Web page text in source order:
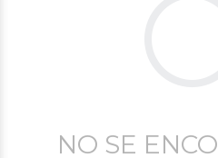
NO SE